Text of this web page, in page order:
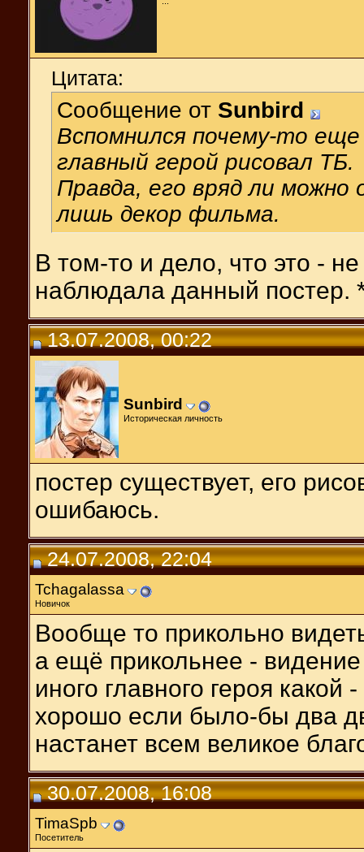
Цитата:
Сообщение от Sunbird
Вспомнился почему-то
главный герой рисовал ТБ.
Правда, его вряд ли
лишь декор фильма.
В том-то и дело, что это -
наблюдала данный постер.
13.07.2008, 00:22
Sunbird
Историческая личность
постер существует, его
ошибаюсь.
24.07.2008, 22:04
Tchagalassa
Новичок
Вообще то прикольно
а ещё прикольнее -
иного главного героя
хорошо если было-бы два
настанет всем великое
30.07.2008, 16:08
TimaSpb
Посетитель